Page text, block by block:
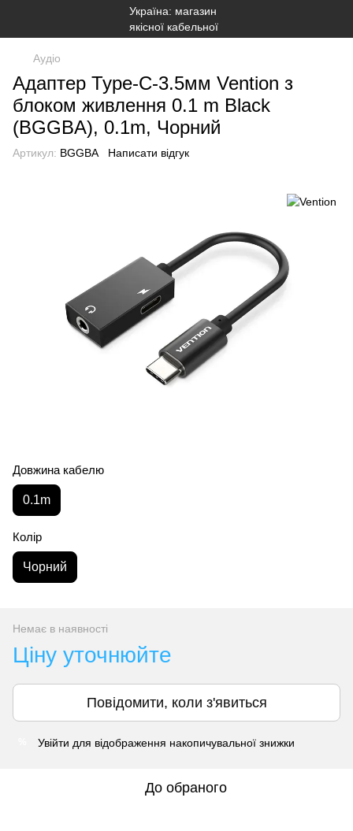
Аудіо
Адаптер Type-C-3.5мм Vention з
блоком живлення 0.1 m Black
(BGGBA), 0.1m, Чорний
Артикул: BGGBA Написати відгук
Довжина кабелю
0.1m
Колір
Чорний
Немає в наявності
Ціну уточнюйте
Повідомити, коли з'явиться
Увійти для відображення накопичувальної знижки
До обраного